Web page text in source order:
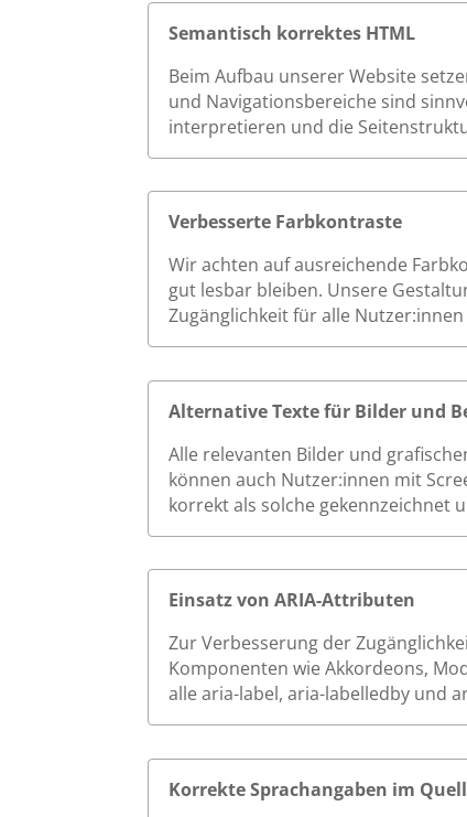
Semantisch korrektes HTML
Beim Aufbau unserer Website
und Navigationsbereiche sind
interpretieren und die
Verbesserte Farbkontraste
Wir achten auf ausreichende
gut lesbar bleiben. Unsere
Zugänglichkeit für alle
Alternative Texte für Bilder und
Alle relevanten Bilder und
können auch Nutzer:innen mit
korrekt als solche gekennzeichnet
Einsatz von ARIA-Attributen
Zur Verbesserung der
Komponenten wie Akkordeons,
alle aria-label, aria-labelledby und
Korrekte Sprachangaben im